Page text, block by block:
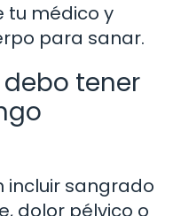
tu médico y
para sanar.
tener
incluir sangrado
dolor pélvico o